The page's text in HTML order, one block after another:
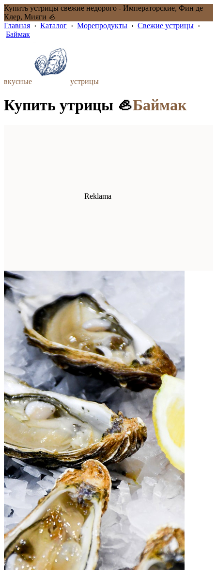
Купить устрицы свежие недорого - Императорские, Фин де
Клер, Мияги 🦪
Главная › Каталог › Морепродукты › Свежие устрицы ›
Баймак
вкусные устрицы
Купить утрицы 🦪Баймак